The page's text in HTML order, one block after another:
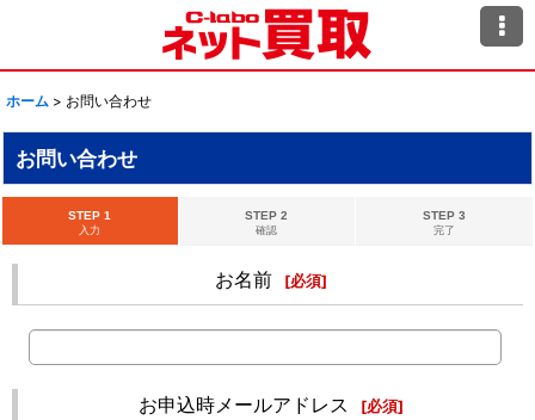
ホーム > お問い合わせ
お問い合わせ
STEP 1
入力
STEP 2
確認
STEP 3
完了
お名前 [必須]
お申込時メールアドレス [必須]